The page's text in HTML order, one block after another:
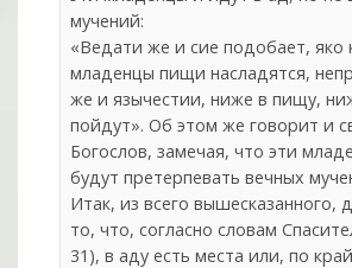
мучений:
«Ведати же и сие подобает, яко
младенцы пищи насладятся,
же и язычестии, ниже в пищу,
пойдут». Об этом же говорит и
Богослов, замечая, что эти
будут претерпевать вечных
Итак, из всего вышесказанного,
то, что, согласно словам
31), в аду есть места или, по